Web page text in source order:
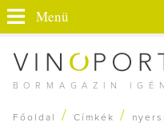
BORMAGAZIN
Menü
Főoldal / Címkék /